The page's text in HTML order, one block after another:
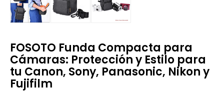
FOSOTO Funda Compacta para
Cámaras: Protección y Estilo para
tu Canon, Sony, Panasonic, Nikon y
Fujifilm